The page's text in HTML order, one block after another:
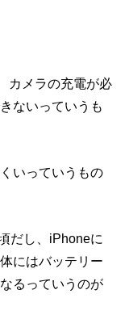
カメラの充電が必
ないっていうも
いっていうもの
だし、iPhoneに
にはバッテリー
るっていうのが